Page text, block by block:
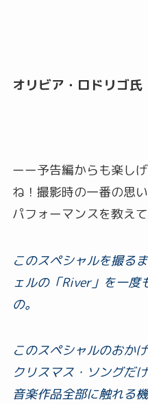
オリビア・ロドリゴ氏
ーー予告編からも楽し
ね！撮影時の一番の思
パフォーマンスを教え
このスペシャルを撮る
ェルの「River」を一度
の。
このスペシャルのおか
クリスマス・ソングだ
音楽作品全部に触れる